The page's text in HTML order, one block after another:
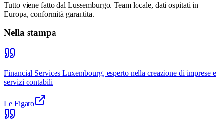
Tutto viene fatto dal Lussemburgo. Team locale, dati ospitati in
Europa, conformità garantita.
Nella stampa
Financial Services Luxembourg, esperto nella creazione di imprese e
servizi contabili
Le Figaro